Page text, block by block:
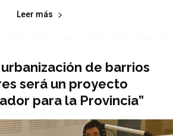
Leer más
de barrios
será un proyecto
para la Provincia”